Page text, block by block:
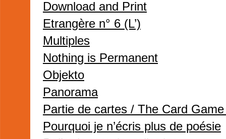
Download and Print
Etrangère n° 6 (L’)
Multiples
Nothing is Permanent
Objekto
Panorama
Partie de cartes / The Card
Pourquoi je n’écris plus de poésie